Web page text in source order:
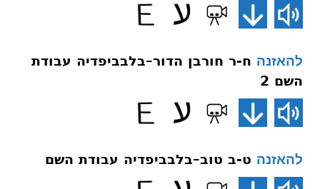
להאזנה ח-ר חורבן הדור–בלבביפדיה עבודת
השם 2
להאזנה ט-ב טוב–בלבביפדיה עבודת השם